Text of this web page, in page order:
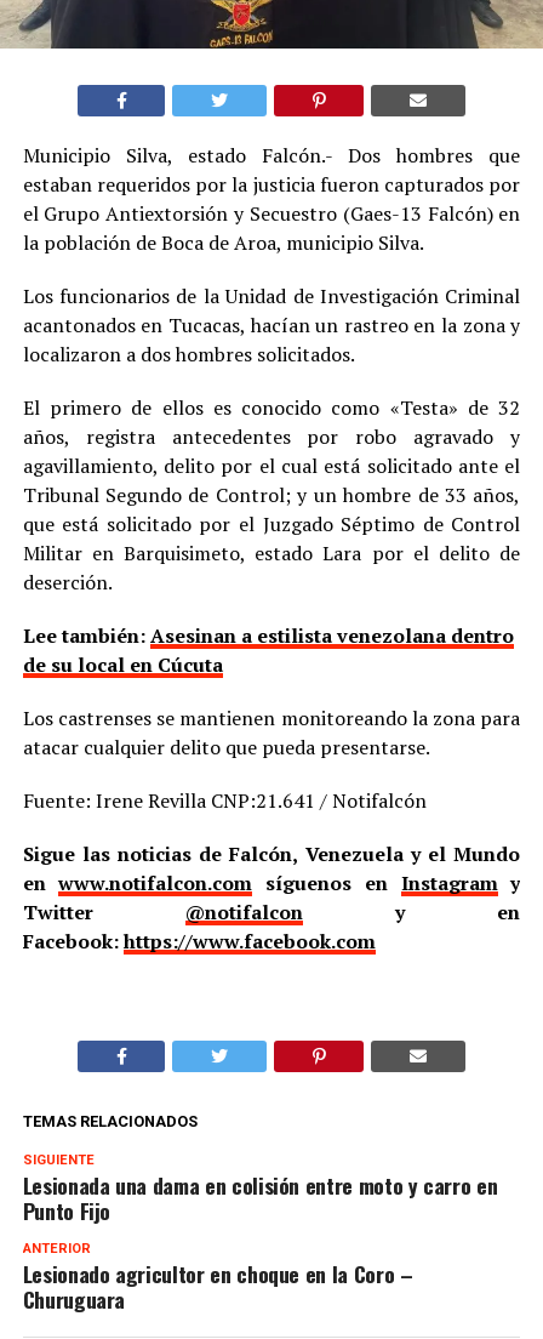
Municipio Silva, estado Falcón.- Dos hombres que
estaban requeridos por la justicia fueron capturados por
el Grupo Antiextorsión y Secuestro (Gaes-13 Falcón) en
la población de Boca de Aroa, municipio Silva.
Los funcionarios de la Unidad de Investigación Criminal
acantonados en Tucacas, hacían un rastreo en la zona y
localizaron a dos hombres solicitados.
El primero de ellos es conocido como «Testa» de 32
años, registra antecedentes por robo agravado y
agavillamiento, delito por el cual está solicitado ante el
Tribunal Segundo de Control; y un hombre de 33 años,
que está solicitado por el Juzgado Séptimo de Control
Militar en Barquisimeto, estado Lara por el delito de
deserción.
Lee también:Asesinan a estilista venezolana dentro
de su local en Cúcuta
Los castrenses se mantienen monitoreando la zona para
atacar cualquier delito que pueda presentarse.
Fuente: Irene Revilla CNP:21.641 / Notifalcón
Sigue las noticias de Falcón, Venezuela y el Mundo
enwww.notifalcon.com síguenos en Instagramy
Twitter @notifalcony en
Facebook:https://www.facebook.com
TEMAS RELACIONADOS
SIGUIENTE
Lesionada una dama en colisión entre moto y carro en
Punto Fijo
ANTERIOR
Lesionado agricultor en choque en la Coro –
Churuguara